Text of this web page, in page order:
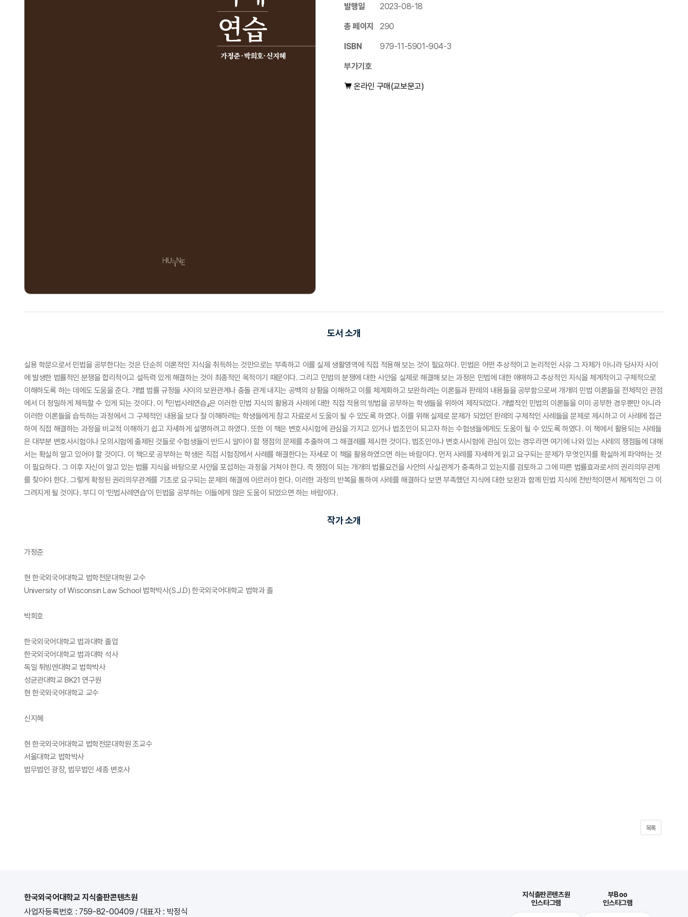
발행일 2023-08-18
총 페이지 290
ISBN 979-11-5901-904-3
부가기호
온라인 구매(교보문고)
도서 소개
실용 학문으로서 민법을 공부한다는 것은 단순히 이론적인 지식을 취득하는 것만으로는 부족하고 이를 실제 생활영역에 직접 적용해 보는 것이 필요하다. 민법은 어떤 추상적이고 논리적인 사유 그 자체가 아니라 당사자 사이
에 발생한 법률적인 분쟁을 합리적이고 설득력 있게 해결하는 것이 최종적인 목적이기 때문이다. 그리고 민법의 분쟁에 대한 사안을 실제로 해결해 보는 과정은 민법에 대한 애매하고 추상적인 지식을 체계적이고 구체적으로
이해하도록 하는 데에도 도움을 준다. 개별 법률 규정들 사이의 보완관계나 충돌 관계 내지는 공백의 상황을 이해하고 이를 체계화하고 보완하려는 이론들과 판례의 내용들을 공부함으로써 개개의 민법 이론들을 전체적인 관점
에서 더 정밀하게 체득할 수 있게 되는 것이다. 이 『민법사례연습』은 이러한 민법 지식의 활용과 사례에 대한 직접 적용의 방법을 공부하는 학생들을 위하여 제작되었다. 개별적인 민법의 이론들을 이미 공부한 경우뿐만 아니라
이러한 이론들을 습득하는 과정에서 그 구체적인 내용을 보다 잘 이해하려는 학생들에게 참고 자료로서 도움이 될 수 있도록 하였다. 이를 위해 실제로 문제가 되었던 판례의 구체적인 사례들을 문제로 제시하고 이 사례에 접근
하여 직접 해결하는 과정을 비교적 이해하기 쉽고 자세하게 설명하려고 하였다. 또한 이 책은 변호사시험에 관심을 가지고 있거나 법조인이 되고자 하는 수험생들에게도 도움이 될 수 있도록 하였다. 이 책에서 활용되는 사례들
은 대부분 변호사시험이나 모의시험에 출제된 것들로 수험생들이 반드시 알아야 할 쟁점의 문제를 추출하여 그 해결례를 제시한 것이다. 법조인이나 변호사시험에 관심이 있는 경우라면 여기에 나와 있는 사례의 쟁점들에 대해
서는 확실히 알고 있어야 할 것이다. 이 책으로 공부하는 학생은 직접 시험장에서 사례를 해결한다는 자세로 이 책을 활용하였으면 하는 바람이다. 먼저 사례를 자세하게 읽고 요구되는 문제가 무엇인지를 확실하게 파악하는 것
이 필요하다. 그 이후 자신이 알고 있는 법률 지식을 바탕으로 사안을 포섭하는 과정을 거쳐야 한다. 즉 쟁점이 되는 개개의 법률요건을 사안의 사실관계가 충족하고 있는지를 검토하고 그에 따른 법률효과로서의 권리의무관계
를 찾아야 한다. 그렇게 확정된 권리의무관계를 기초로 요구되는 문제의 해결에 이르러야 한다. 이러한 과정의 반복을 통하여 사례를 해결하다 보면 부족했던 지식에 대한 보완과 함께 민법 지식에 전반적이면서 체계적인 그 이
그려지게 될 것이다. 부디 이 ‘민법사례연습’이 민법을 공부하는 이들에게 많은 도움이 되었으면 하는 바람이다.
작가 소개
가정준
현 한국외국어대학교 법학전문대학원 교수
University of Wisconsin Law School 법학박사(S.J.D) 한국외국어대학교 법학과 졸
박희호
한국외국어대학교 법과대학 졸업
한국외국어대학교 법과대학 석사
독일 튀빙엔대학교 법학박사
성균관대학교 BK21 연구원
현 한국외국어대학교 교수
신지혜
현 한국외국어대학교 법학전문대학원 조교수
서울대학교 법학박사
법무법인 광장, 법무법인 세종 변호사
목록
지식출판콘텐츠원
인스타그램
부Boo
인스타그램
한국외국어대학교 지식출판콘텐츠원
사업자등록번호 : 759-82-00409 / 대표자 : 박정식